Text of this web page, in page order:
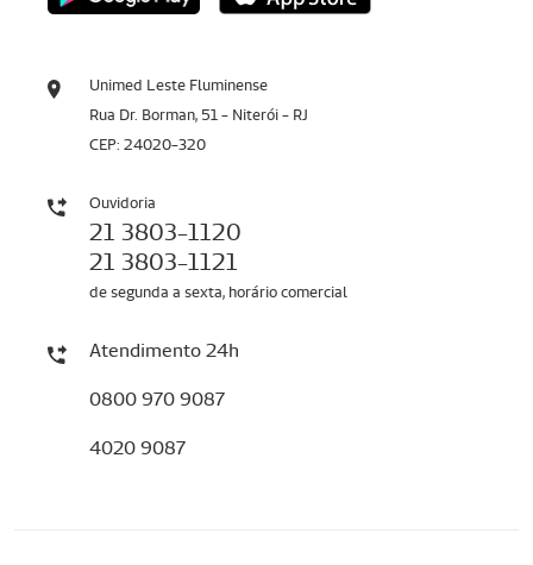
Unimed Leste Fluminense
Rua Dr. Borman, 51 - Niterói - RJ
CEP: 24020-320
Ouvidoria
21 3803-1120
21 3803-1121
de segunda a sexta, horário comercial
Atendimento 24h
0800 970 9087
4020 9087